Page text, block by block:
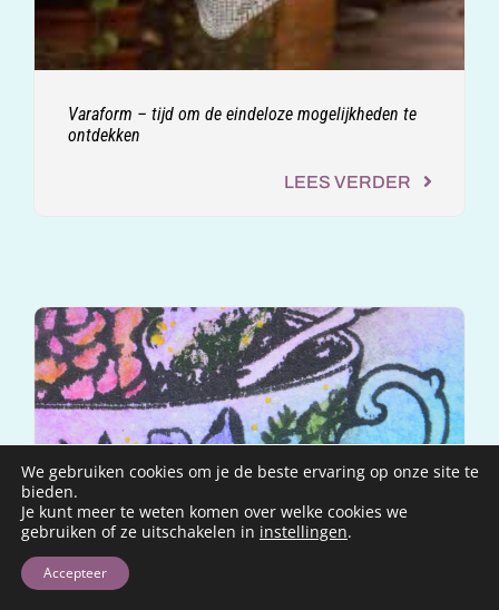
Varaform – tijd om de eindeloze mogelijkheden te
ontdekken
LEES VERDER
We gebruiken cookies om je de beste ervaring op onze site te
bieden.
Je kunt meer te weten komen over welke cookies we
gebruiken of ze uitschakelen in instellingen.
Accepteer